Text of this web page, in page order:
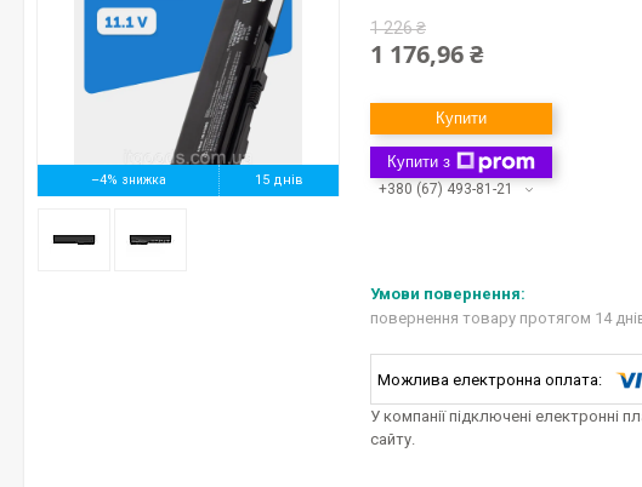
–4% 15 днів
1 226 ₴
1 176,96 ₴
Купити
Купити з
+380 (67) 493-81-21
повернення товару протягом 14
У компанії підключені електронні
сайту.